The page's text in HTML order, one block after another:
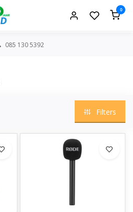
0
085 130 5392
Filters